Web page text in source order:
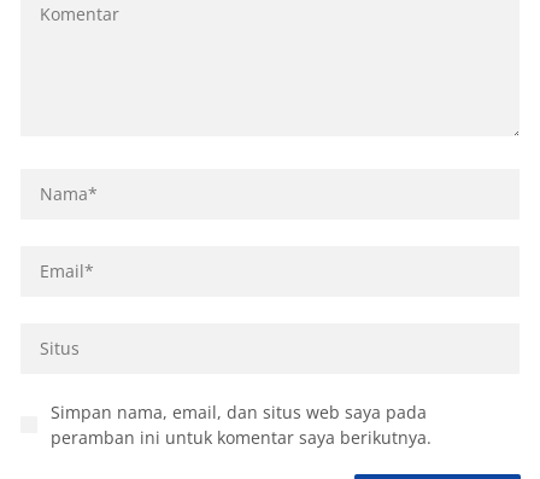
Simpan nama, email, dan situs web saya pada
peramban ini untuk komentar saya berikutnya.